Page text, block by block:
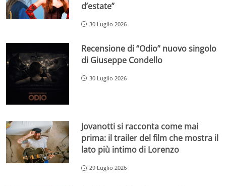
d’estate”
30 Luglio 2026
Recensione di “Odio” nuovo singolo
di Giuseppe Condello
30 Luglio 2026
Jovanotti si racconta come mai
prima: il trailer del film che mostra il
lato più intimo di Lorenzo
29 Luglio 2026